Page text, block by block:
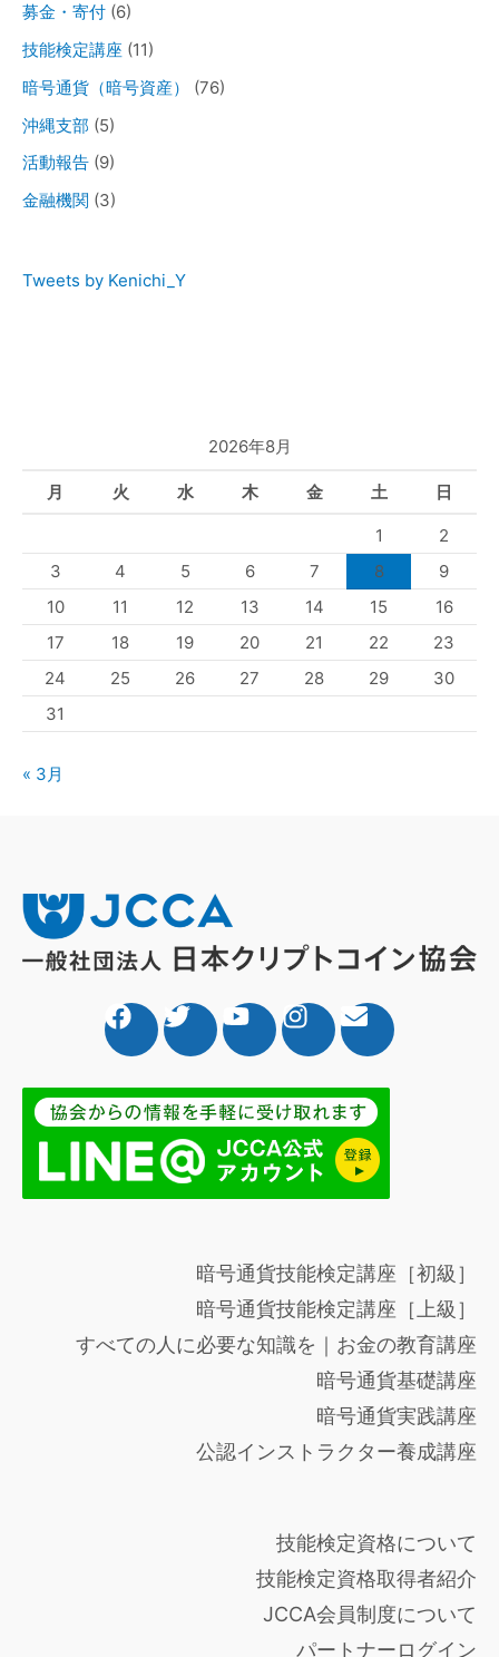
募金・寄付 (6)
技能検定講座 (11)
暗号通貨（暗号資産）
(76)
沖縄支部 (5)
活動報告 (9)
金融機関 (3)
Tweets by Kenichi_Y
2026年8月
月 火 水 木 金 土 日
1
2
3
4 5 6 7 8
9
10
11 12 13 14 15
16
17
18 19 20 21 22
23
24
25 26 27 28 29
30
31
« 3月
暗号通貨技能検定講座［初級］
暗号通貨技能検定講座［上級］
すべての人に必要な知識を｜お金の教育講座
暗号通貨基礎講座
暗号通貨実践講座
公認インストラクター養成講座
技能検定資格について
技能検定資格取得者紹介
JCCA会員制度について
パートナーログイン